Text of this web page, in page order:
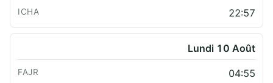
22:57
Lundi 10 Août
04:55